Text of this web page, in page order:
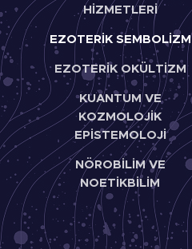
HİZMETLERİ
EZOTERİK SEMBOLİZM
EZOTERİK OKÜLTİZM
KUANTUM VE
KOZMOLOJİK
EPİSTEMOLOJİ
NÖROBİLİM VE
NOETİKBİLİM